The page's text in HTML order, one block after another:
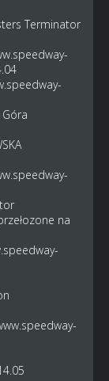
Terminator
na